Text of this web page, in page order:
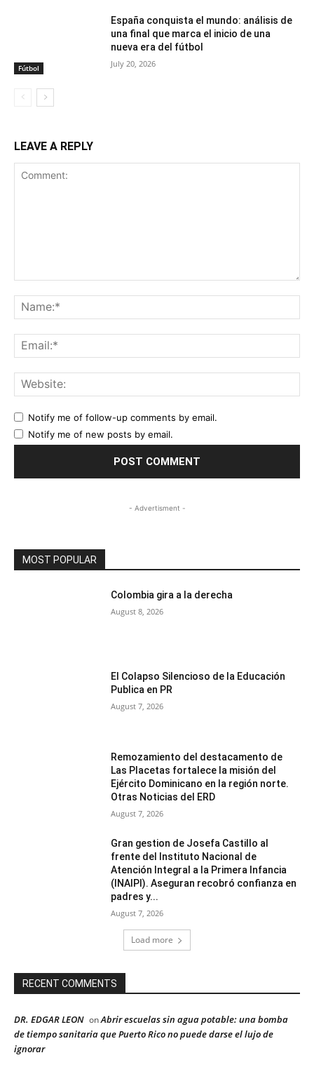
Fútbol
España conquista el mundo: análisis de
una final que marca el inicio de una
nueva era del fútbol
July 20, 2026
LEAVE A REPLY
Notify me of follow-up comments by email.
Notify me of new posts by email.
- Advertisment -
MOST POPULAR
Colombia gira a la derecha
August 8, 2026
El Colapso Silencioso de la Educación
Publica en PR
August 7, 2026
Remozamiento del destacamento de
Las Placetas fortalece la misión del
Ejército Dominicano en la región norte.
Otras Noticias del ERD
August 7, 2026
Gran gestion de Josefa Castillo al
frente del Instituto Nacional de
Atención Integral a la Primera Infancia
(INAIPI). Aseguran recobró confianza en
padres y...
August 7, 2026
Load more
RECENT COMMENTS
DR. EDGAR LEON onAbrir escuelas sin agua potable: una bomba
de tiempo sanitaria que Puerto Rico no puede darse el lujo de
ignorar